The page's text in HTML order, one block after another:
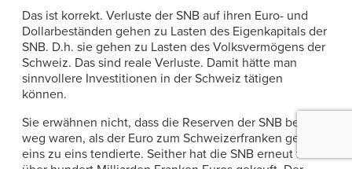
Das ist korrekt. Verluste der SNB auf ihren Euro- und
Dollarbeständen gehen zu Lasten des Eigenkapitals der
SNB. D.h. sie gehen zu Lasten des Volksvermögens der
Schweiz. Das sind reale Verluste. Damit hätte man
sinnvollere Investitionen in der Schweiz tätigen
können.
Sie erwähnen nicht, dass die Reserven der SNB beinahe
weg waren, als der Euro zum Schweizerfranken gegen
eins zu eins tendierte. Seither hat die SNB erneut für